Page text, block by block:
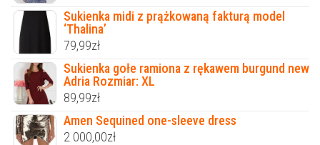
Sukienka midi z prążkowaną fakturą model
‘Thalina’
79,99zł
Sukienka gołe ramiona z rękawem burgund new
Adria Rozmiar: XL
89,99zł
Amen Sequined one-sleeve dress
2 000,00zł